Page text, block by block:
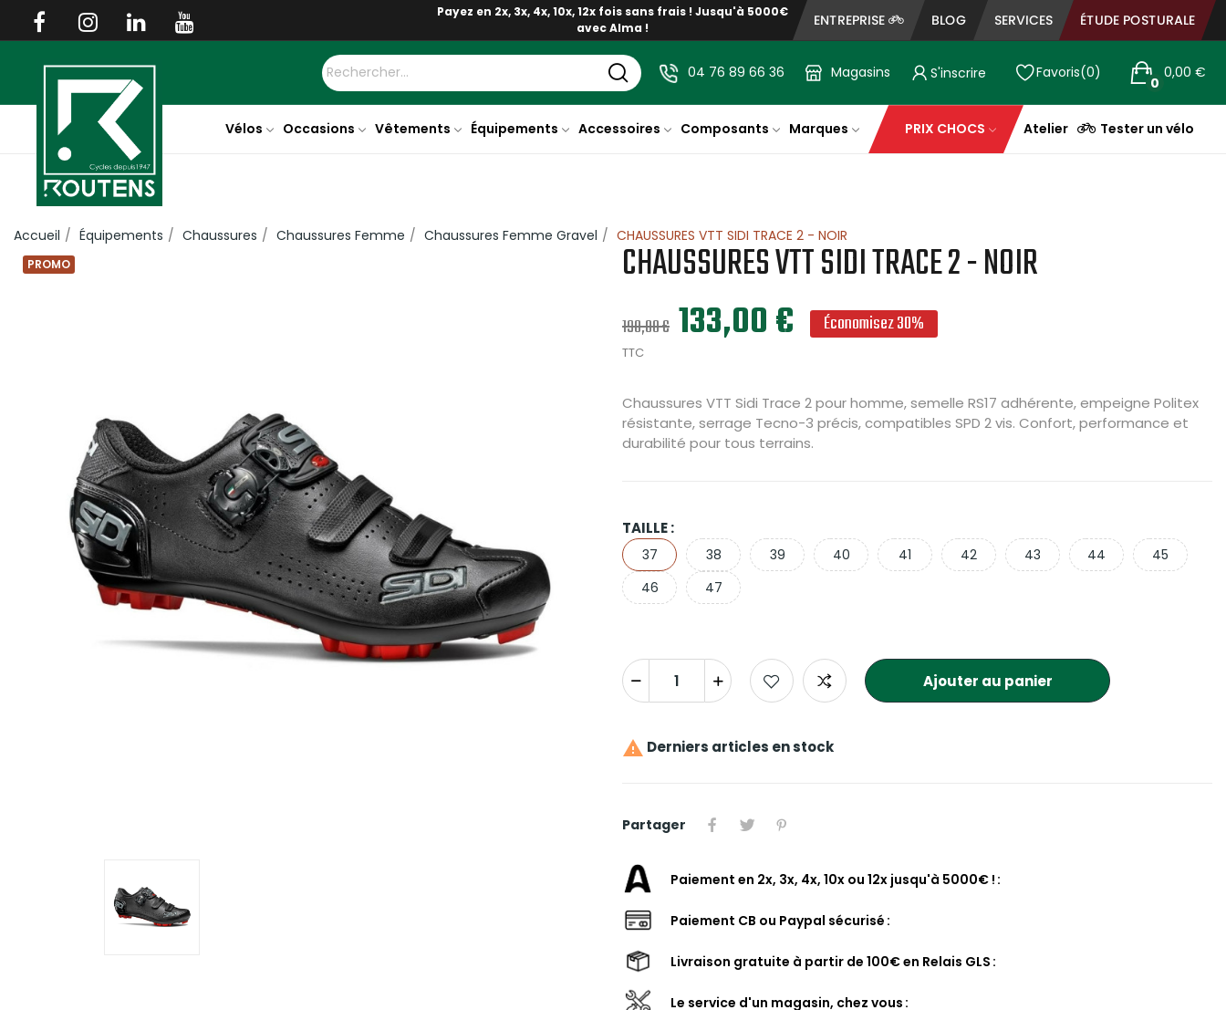
Payez en 2x, 3x, 4x, 10x, 12x fois sans frais ! Jusqu'à 5000€
avec Alma !
ENTREPRISE BLOG SERVICES ÉTUDE POSTURALE
04 76 89 66 36 Magasins S'inscrire Favoris 0 0,00 €
0
Vélos Occasions Vêtements Équipements Accessoires Composants Marques PRIX CHOCS Atelier Tester un vélo
Accueil Équipements Chaussures Chaussures Femme Chaussures Femme Gravel CHAUSSURES VTT SIDI TRACE 2 - NOIR
PROMO CHAUSSURES VTT SIDI TRACE 2 - NOIR
190,00 € 133,00 € Économisez 30%
TTC
Chaussures VTT Sidi Trace 2 pour homme, semelle RS17 adhérente, empeigne Politex
résistante, serrage Tecno-3 précis, compatibles SPD 2 vis. Confort, performance et
durabilité pour tous terrains.
TAILLE :
37 38 39 40 41 42 43 44
45
46
47
Ajouter au panier
 Derniers articles en stock
Partager
Paiement en 2x, 3x, 4x, 10x ou 12x jusqu'à 5000€ !
Paiement CB ou Paypal sécurisé
Livraison gratuite à partir de 100€ en Relais GLS
Le service d'un magasin, chez vous